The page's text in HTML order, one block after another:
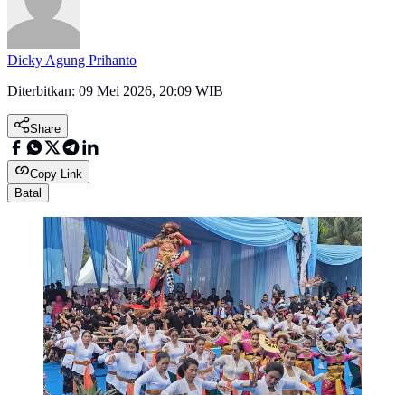
Dicky Agung Prihanto
Diterbitkan: 09 Mei 2026, 20:09 WIB
Share
Copy Link
Batal